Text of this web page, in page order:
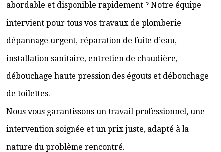
abordable et disponible rapidement ? Notre équipe
intervient pour tous vos travaux de plomberie :
dépannage urgent, réparation de fuite d’eau,
installation sanitaire, entretien de chaudière,
débouchage haute pression des égouts et débouchage
de toilettes.
Nous vous garantissons un travail professionnel, une
intervention soignée et un prix juste, adapté à la
nature du problème rencontré.